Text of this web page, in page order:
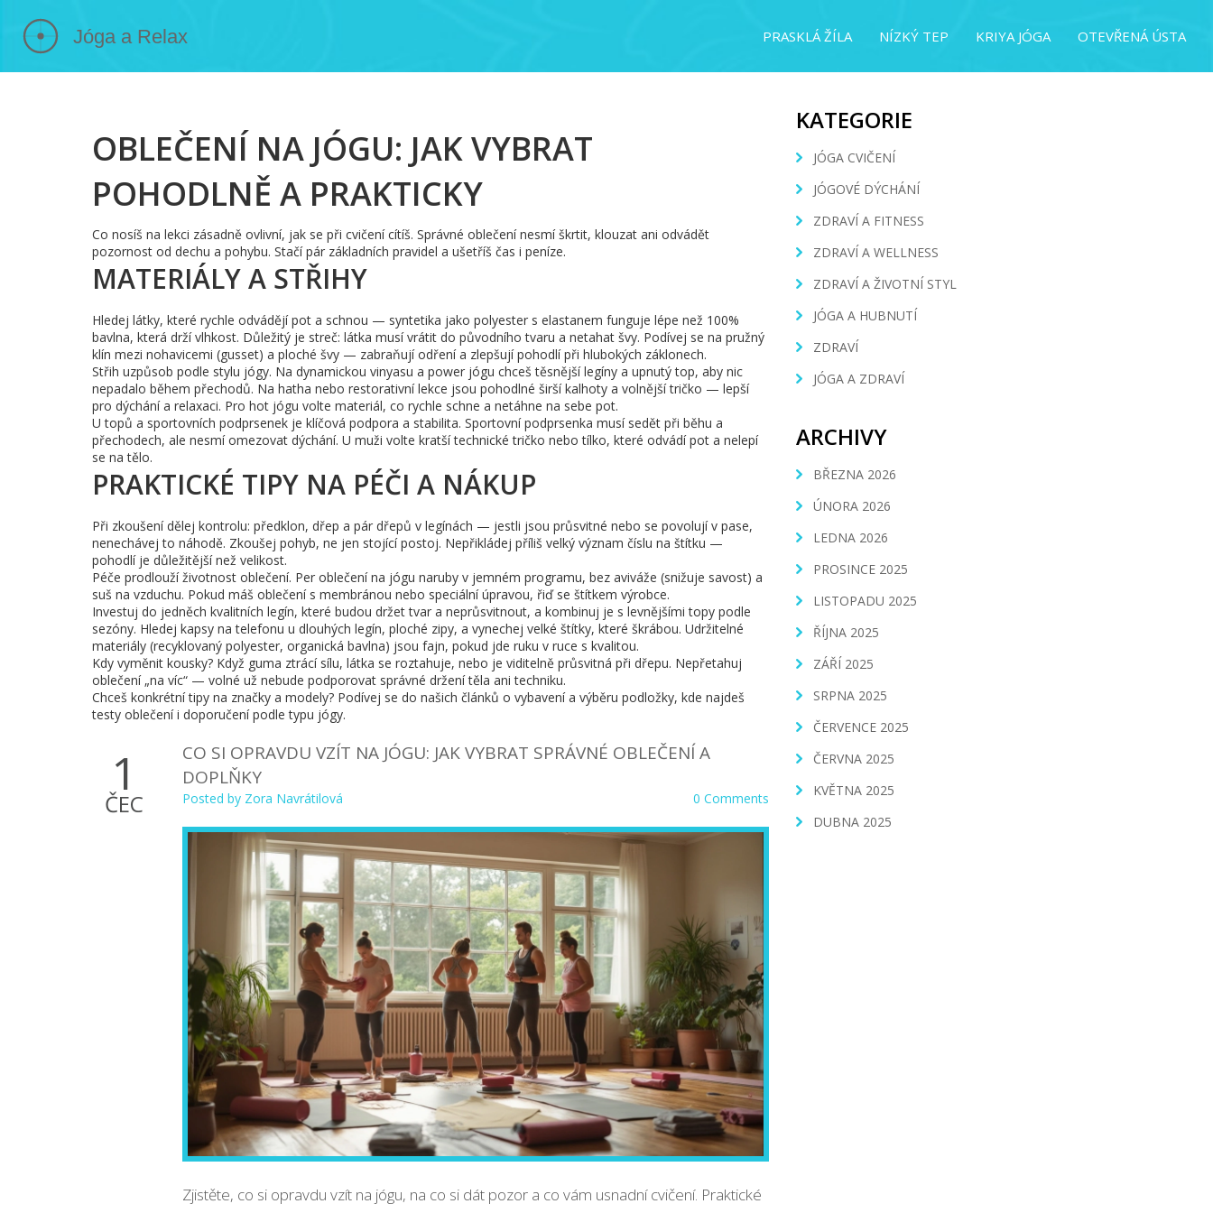
PRASKLÁ ŽÍLA NÍZKÝ TEP KRIYA JÓGA OTEVŘENÁ ÚSTA
OBLEČENÍ NA JÓGU: JAK VYBRAT
POHODLNĚ A PRAKTICKY
Co nosíš na lekci zásadně ovlivní, jak se při cvičení cítíš. Správné oblečení nesmí škrtit, klouzat ani odvádět
pozornost od dechu a pohybu. Stačí pár základních pravidel a ušetříš čas i peníze.
MATERIÁLY A STŘIHY
Hledej látky, které rychle odvádějí pot a schnou — syntetika jako polyester s elastanem funguje lépe než 100%
bavlna, která drží vlhkost. Důležitý je streč: látka musí vrátit do původního tvaru a netahat švy. Podívej se na pružný
klín mezi nohavicemi (gusset) a ploché švy — zabraňují odření a zlepšují pohodlí při hlubokých záklonech.
Střih uzpůsob podle stylu jógy. Na dynamickou vinyasu a power jógu chceš těsnější legíny a upnutý top, aby nic
nepadalo během přechodů. Na hatha nebo restorativní lekce jsou pohodlné širší kalhoty a volnější tričko — lepší
pro dýchání a relaxaci. Pro hot jógu volte materiál, co rychle schne a netáhne na sebe pot.
U topů a sportovních podprsenek je klíčová podpora a stabilita. Sportovní podprsenka musí sedět při běhu a
přechodech, ale nesmí omezovat dýchání. U muži volte kratší technické tričko nebo tílko, které odvádí pot a nelepí
se na tělo.
PRAKTICKÉ TIPY NA PÉČI A NÁKUP
Při zkoušení dělej kontrolu: předklon, dřep a pár dřepů v legínách — jestli jsou průsvitné nebo se povolují v pase,
nenechávej to náhodě. Zkoušej pohyb, ne jen stojící postoj. Nepřikládej příliš velký význam číslu na štítku —
pohodlí je důležitější než velikost.
Péče prodlouží životnost oblečení. Per oblečení na jógu naruby v jemném programu, bez aviváže (snižuje savost) a
suš na vzduchu. Pokud máš oblečení s membránou nebo speciální úpravou, řiď se štítkem výrobce.
Investuj do jedněch kvalitních legín, které budou držet tvar a neprůsvitnout, a kombinuj je s levnějšími topy podle
sezóny. Hledej kapsy na telefonu u dlouhých legín, ploché zipy, a vynechej velké štítky, které škrábou. Udržitelné
materiály (recyklovaný polyester, organická bavlna) jsou fajn, pokud jde ruku v ruce s kvalitou.
Kdy vyměnit kousky? Když guma ztrácí sílu, látka se roztahuje, nebo je viditelně průsvitná při dřepu. Nepřetahuj
oblečení „na víc“ — volné už nebude podporovat správné držení těla ani techniku.
Chceš konkrétní tipy na značky a modely? Podívej se do našich článků o vybavení a výběru podložky, kde najdeš
testy oblečení i doporučení podle typu jógy.
1
ČEC
CO SI OPRAVDU VZÍT NA JÓGU: JAK VYBRAT SPRÁVNÉ OBLEČENÍ A
DOPLŇKY
Posted by Zora Navrátilová 0 Comments
Zjistěte, co si opravdu vzít na jógu, na co si dát pozor a co vám usnadní cvičení. Praktické
KATEGORIE
JÓGA CVIČENÍ
JÓGOVÉ DÝCHÁNÍ
ZDRAVÍ A FITNESS
ZDRAVÍ A WELLNESS
ZDRAVÍ A ŽIVOTNÍ STYL
JÓGA A HUBNUTÍ
ZDRAVÍ
JÓGA A ZDRAVÍ
ARCHIVY
BŘEZNA 2026
ÚNORA 2026
LEDNA 2026
PROSINCE 2025
LISTOPADU 2025
ŘÍJNA 2025
ZÁŘÍ 2025
SRPNA 2025
ČERVENCE 2025
ČERVNA 2025
KVĚTNA 2025
DUBNA 2025